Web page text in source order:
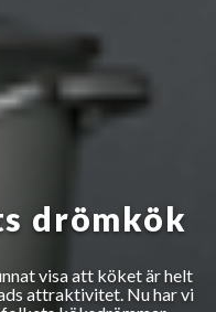
drömkök
visa att köket är helt
attraktivitet. Nu har vi